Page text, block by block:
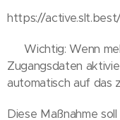
https://
⚠️ Wichtig: Wenn
Zugangsdaten
automatisch auf
Diese Maßnahme